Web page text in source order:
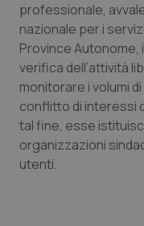
Puglia
Sardegna
Sicilia
Toscana
Malattie rare
Malattia di
Neuroscienze
Obesità
professionale,
nazionale per i
Province
verifica dell’attività
monitorare i volumi
conflitto di interessi
tal fine, esse
organizzazioni
utenti.